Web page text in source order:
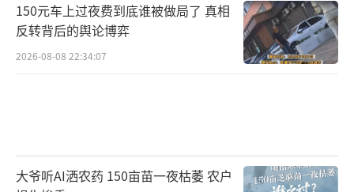
150元车上过夜费到底谁被做局了 真相
反转背后的舆论博弈
2026-08-08 22:34:07
大爷听AI洒农药 150亩苗一夜枯萎 农户